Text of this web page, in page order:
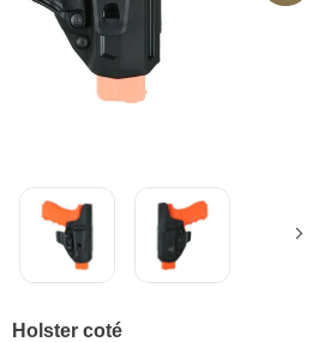
Holster coté